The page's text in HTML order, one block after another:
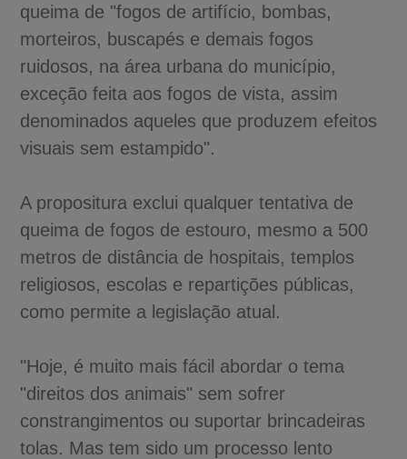
queima de "fogos de artifício, bombas,
morteiros, buscapés e demais fogos
ruidosos, na área urbana do município,
exceção feita aos fogos de vista, assim
denominados aqueles que produzem efeitos
visuais sem estampido".
A propositura exclui qualquer tentativa de
queima de fogos de estouro, mesmo a 500
metros de distância de hospitais, templos
religiosos, escolas e repartições públicas,
como permite a legislação atual.
"Hoje, é muito mais fácil abordar o tema
"direitos dos animais" sem sofrer
constrangimentos ou suportar brincadeiras
tolas. Mas tem sido um processo lento